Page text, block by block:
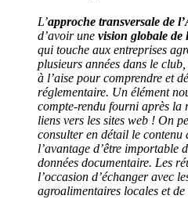
L’approche transversale de
d’avoir une vision globale de
qui touche aux entreprises
plusieurs années dans le
à l’aise pour comprendre et
réglementaire. Un élément
compte-rendu fourni après la
liens vers les sites web ! On
consulter en détail le contenu
l’avantage d’être importable
données documentaire. Les
l’occasion d’échanger avec
agroalimentaires locales et